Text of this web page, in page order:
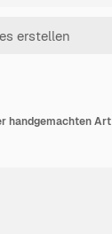
handgemachten Art